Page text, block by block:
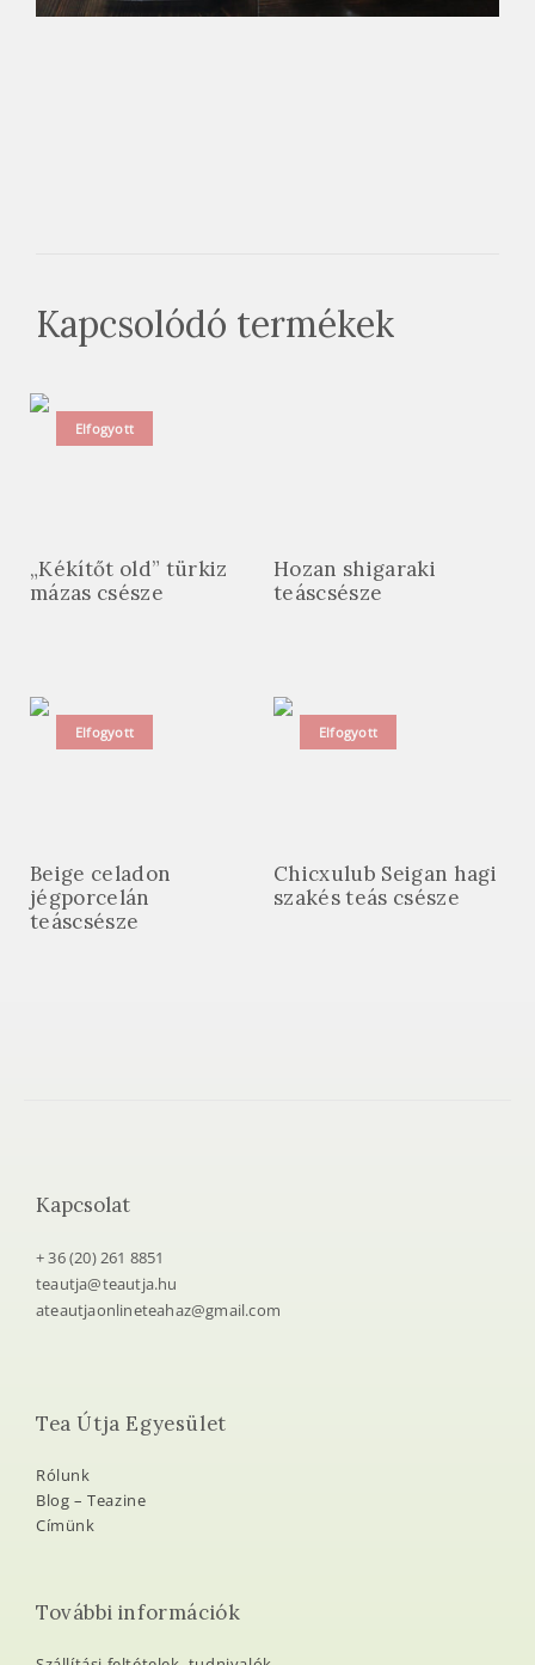
Kapcsolódó termékek
Elfogyott
„Kékítőt old” türkiz
mázas csésze
Hozan shigaraki
teáscsésze
Elfogyott
Beige celadon
jégporcelán
teáscsésze
Elfogyott
Chicxulub Seigan hagi
szakés teás csésze
Kapcsolat
+ 36 (20) 261 8851
teautja@teautja.hu
ateautjaonlineteahaz@gmail.com
Tea Útja Egyesület
Rólunk
Blog – Teazine
Címünk
További információk